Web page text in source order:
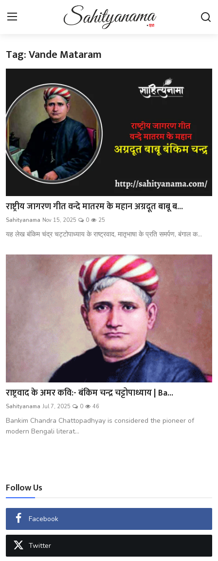
Login
स्वतंत्रता सेनानी
साहित्य समाचार
होम
कहानी
कविता
आलेख
शख्सियत
सिनेमा
Tag: Vande Mataram
राष्ट्रीय जागरण गीत वन्दे मातरम के महान अग्रदूत बाबू ब...
Sahityanama Nov 15, 2025 0 25
यह लेख बंकिम चंद्र चट्टोपाध्याय के राष्ट्रवाद, मातृभाषा के प्रति समर्पण, बंगाल क...
राष्ट्रवाद के अमर कवि:- बंकिम चन्द्र चट्टोपाध्याय | Ba...
Sahityanama Jul 7, 2025 0 46
Bankim Chandra Chattopadhyay is considered the pioneer of
modern Bengali literat...
Follow Us
Facebook
Twitter